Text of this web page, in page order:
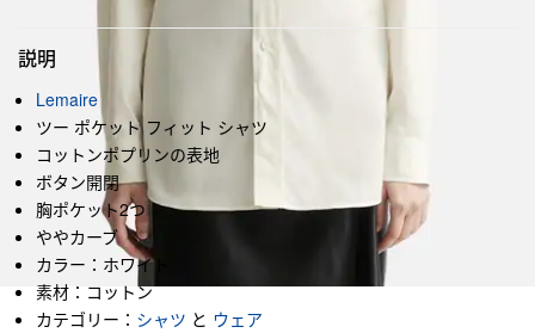
説明
Lemaire
ツー ポケット フィット シャツ
コットンポプリンの表地
ボタン開閉
胸ポケット2つ
ややカーブ
カラー：ホワイト
素材：コットン
カテゴリー： シャツ と ウェア